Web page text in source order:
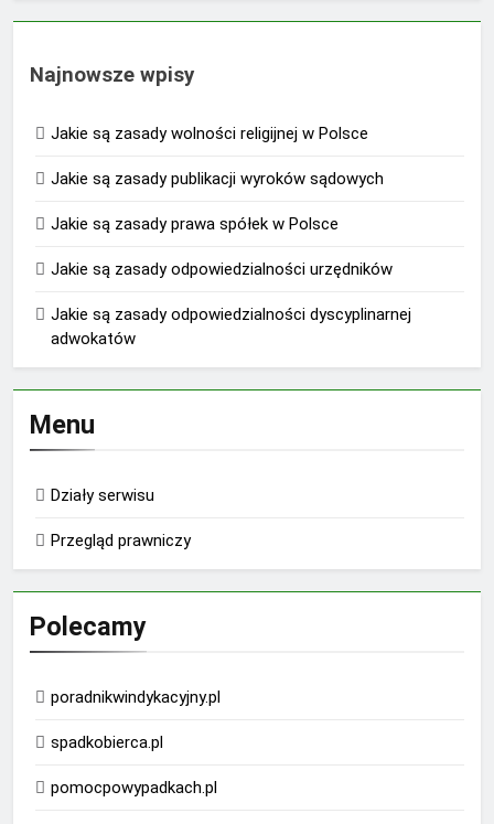
Najnowsze wpisy
Jakie są zasady wolności religijnej w Polsce
Jakie są zasady publikacji wyroków sądowych
Jakie są zasady prawa spółek w Polsce
Jakie są zasady odpowiedzialności urzędników
Jakie są zasady odpowiedzialności dyscyplinarnej
adwokatów
Menu
Działy serwisu
Przegląd prawniczy
Polecamy
poradnikwindykacyjny.pl
spadkobierca.pl
pomocpowypadkach.pl